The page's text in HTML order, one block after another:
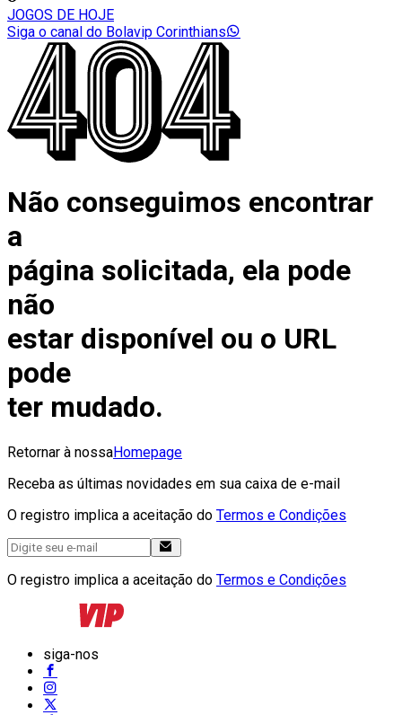
JOGOS DE HOJE
Siga o canal do Bolavip Corinthians
Não conseguimos encontrar
a
página solicitada, ela pode
não
estar disponível ou o URL
pode
ter mudado.
Retornar à nossaHomepage
Receba as últimas novidades em sua caixa de e-mail
O registro implica a aceitação do Termos e Condições
O registro implica a aceitação do Termos e Condições
siga-nos